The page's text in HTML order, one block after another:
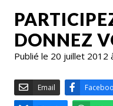
DONNEZ
Publié le 20 juillet 2012